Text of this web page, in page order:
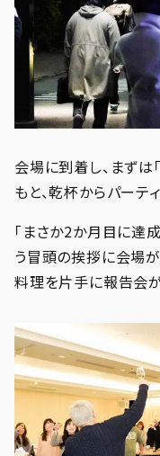
会場に到着し、まずは
もと、乾杯からパーテ
「まさか2か月目に達
う冒頭の挨拶に会場
料理を片手に報告会が